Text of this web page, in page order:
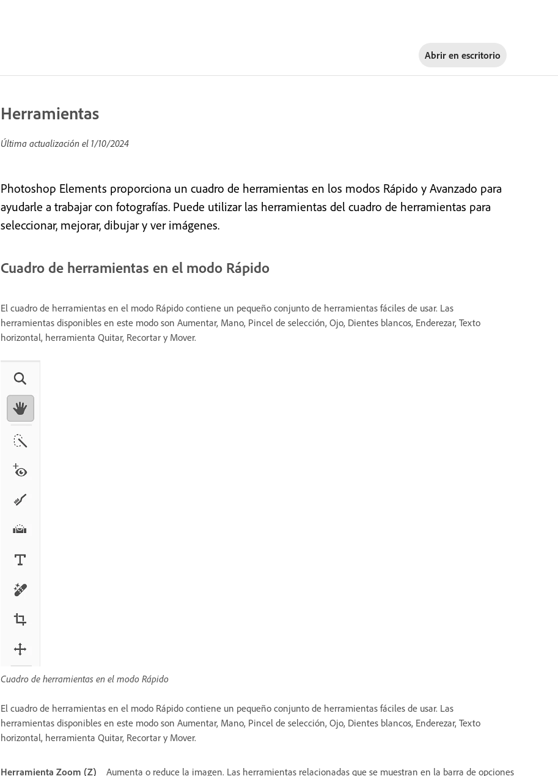
Abrir en escritorio
Herramientas
Última actualización el 1/10/2024
Photoshop Elements proporciona un cuadro de herramientas en los modos Rápido y Avanzado para
ayudarle a trabajar con fotografías. Puede utilizar las herramientas del cuadro de herramientas para
seleccionar, mejorar, dibujar y ver imágenes.
Cuadro de herramientas en el modo Rápido
El cuadro de herramientas en el modo Rápido contiene un pequeño conjunto de herramientas fáciles de usar. Las
herramientas disponibles en este modo son Aumentar, Mano, Pincel de selección, Ojo, Dientes blancos, Enderezar, Texto
horizontal, herramienta Quitar, Recortar y Mover.
Cuadro de herramientas en el modo Rápido
El cuadro de herramientas en el modo Rápido contiene un pequeño conjunto de herramientas fáciles de usar. Las
herramientas disponibles en este modo son Aumentar, Mano, Pincel de selección, Ojo, Dientes blancos, Enderezar, Texto
horizontal, herramienta Quitar, Recortar y Mover.
Herramienta Zoom (Z)
Aumenta o reduce la imagen. Las herramientas relacionadas que se muestran en la barra de opciones